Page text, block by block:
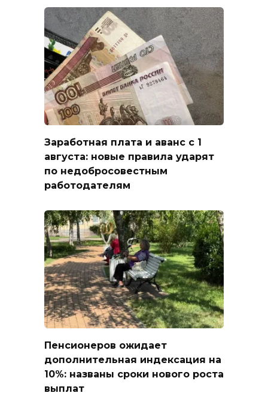
Заработная плата и аванс с 1
августа: новые правила ударят
по недобросовестным
работодателям
Пенсионеров ожидает
дополнительная индексация на
10%: названы сроки нового роста
выплат